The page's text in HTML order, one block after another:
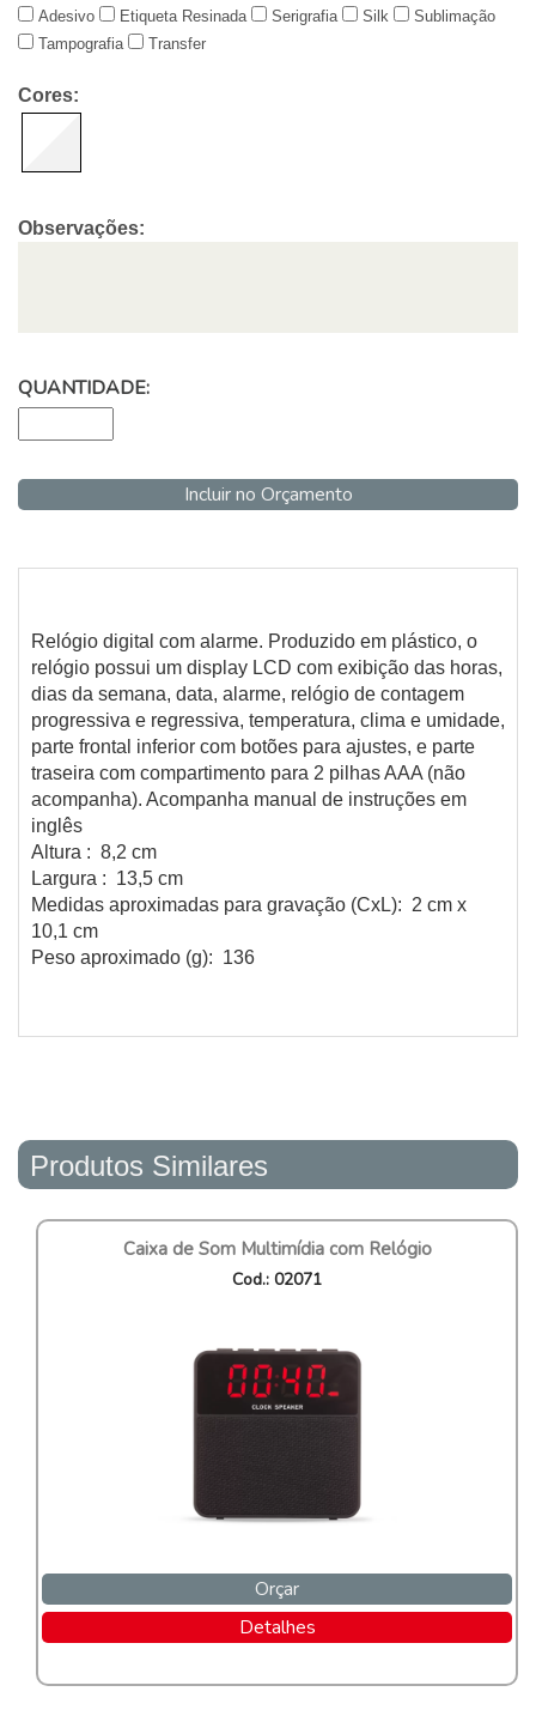
Adesivo Etiqueta Resinada Serigrafia Silk
Sublimação
Tampografia
Transfer
Cores:
Observações:
QUANTIDADE:
Incluir no Orçamento
Relógio digital com alarme. Produzido em plástico, o
relógio possui um display LCD com exibição das horas,
dias da semana, data, alarme, relógio de contagem
progressiva e regressiva, temperatura, clima e umidade,
parte frontal inferior com botões para ajustes, e parte
traseira com compartimento para 2 pilhas AAA (não
acompanha). Acompanha manual de instruções em
inglês
Altura : 8,2 cm
Largura : 13,5 cm
Medidas aproximadas para gravação (CxL): 2 cm x
10,1 cm
Peso aproximado (g): 136
Produtos Similares
Caixa de Som Multimídia com Relógio
Cod.: 02071
Orçar
Detalhes